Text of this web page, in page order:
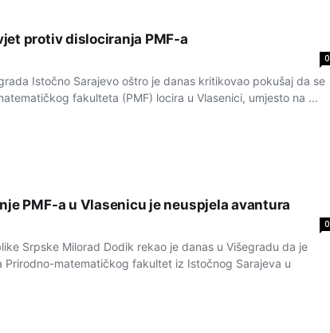
protiv dislociranja PMF-a
0
Istočno Sarajevo oštro je danas kritikovao pokušaj da se
fakulteta (PMF) locira u Vlasenici, umjesto na ...
PMF-a u Vlasenicu je neuspjela avantura
0
Srpske Milorad Dodik rekao je danas u Višegradu da je
Prirodno-matematičkog fakultet iz Istočnog Sarajeva u